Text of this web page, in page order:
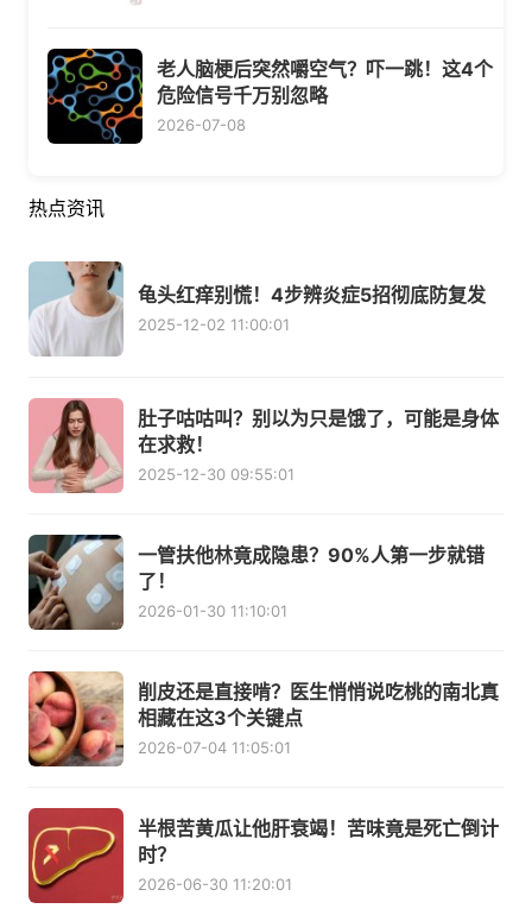
老人脑梗后突然嚼空气？吓一跳！这4个
危险信号千万别忽略
2026-07-08
热点资讯
龟头红痒别慌！4步辨炎症5招彻底防复发
2025-12-02 11:00:01
肚子咕咕叫？别以为只是饿了，可能是身体
在求救！
2025-12-30 09:55:01
一管扶他林竟成隐患？90%人第一步就错
了！
2026-01-30 11:10:01
削皮还是直接啃？医生悄悄说吃桃的南北真
相藏在这3个关键点
2026-07-04 11:05:01
半根苦黄瓜让他肝衰竭！苦味竟是死亡倒计
时？
2026-06-30 11:20:01